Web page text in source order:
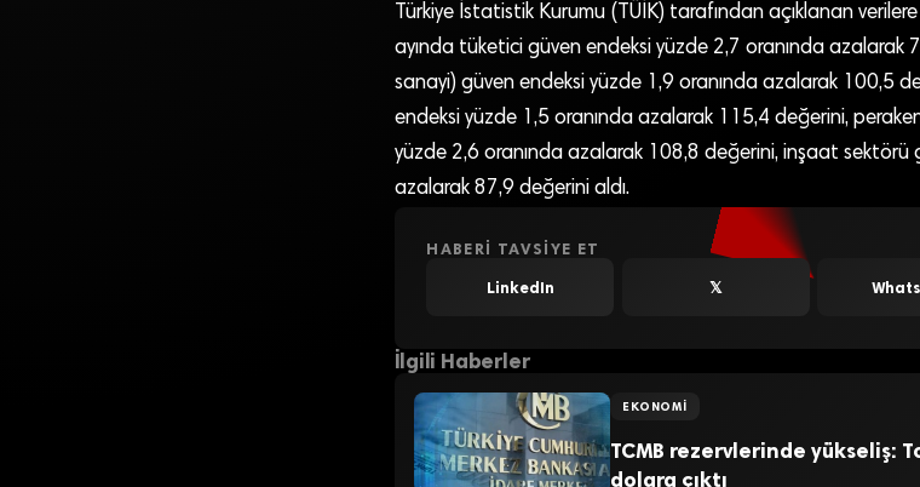
Türkiye İstatistik Kurumu (TÜİK) tarafından açıklanan
ayında tüketici güven endeksi yüzde 2,7 oranında azalarak
sanayi) güven endeksi yüzde 1,9 oranında azalarak 100,5
endeksi yüzde 1,5 oranında azalarak 115,4 değerini,
yüzde 2,6 oranında azalarak 108,8 değerini, inşaat sektörü
azalarak 87,9 değerini aldı.
HABERI TAVSIYE ET
LinkedIn 𝕏
İlgili Haberler
EKONOMI
TCMB rezervlerinde yükseliş:
dolara çıktı